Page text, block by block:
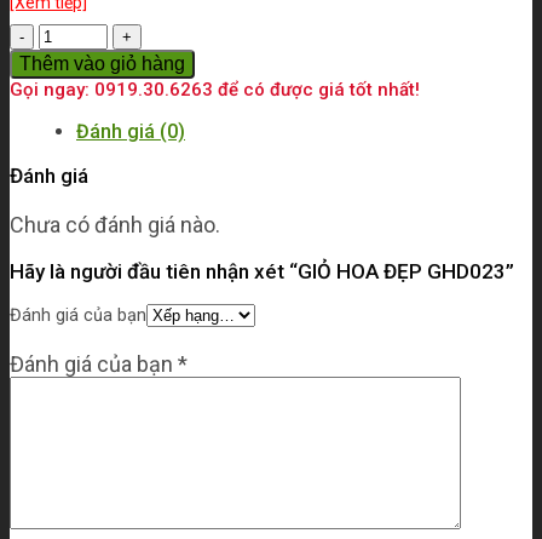
Số
lượng
Thêm vào giỏ hàng
Gọi ngay: 0919.30.6263 để có được giá tốt nhất!
Đánh giá (0)
Đánh giá
Chưa có đánh giá nào.
Hãy là người đầu tiên nhận xét “GIỎ HOA ĐẸP GHD023”
Đánh giá của bạn
Đánh giá của bạn *